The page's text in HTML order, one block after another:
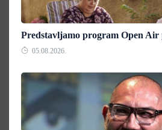
Predstavljamo program Open Air
05.08.2026.